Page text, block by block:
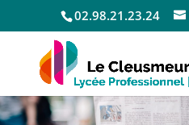
02.98.21.23.24